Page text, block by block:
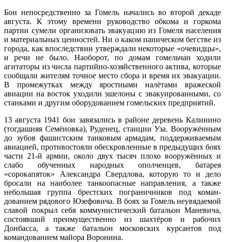
Бои непосредственно за Гомель начались во второй декаде
августа. К этому времени ру­ководство обкома и горкома
партии сумели организовать эвакуацию из Гомеля населения
и материальных ценностей. Ни о каком паническом бегстве из
города, как впоследствии утверждали некоторые «очевидцы»,
и речи не было. Наоборот, по домам гомельчан ходили
агитаторы из числа партийно-хозяйственного актива, ко­торые
сообщали жителям точное ме­сто сбора и время их эвакуации.
В про­межутках между яростными налёта­ми вражеской
авиации на восток ухо­дили эшелоны с эвакуированными, со
станками и другим оборудованием гомельских предприятий.
13 августа 1941 бои завязались в районе деревень Калинино
(тогдашняя Семёновка), Руденец, станции Уза. Во­оружённым
до зубов фашистским тан­ковым армадам, поддерживаемым
ави­ацией, противостояли обескровленные в предыдущих боях
части 21-й армии, около двух тысяч плохо вооружённых и
слабо обученных народных опол­ченцев, батарея
«сорокапяток» Алек­сандра Свердлова, которую то и дело
бросали на наиболее танкоопасные на­правления, а также
небольшая группа брестских пограничников под коман­
дованием рядового Юзефовича. В боях за Гомель неувядаемой
славой покрыл себя коммунистический батальон Ма­невича,
состоявший преимуществен­но из шахтёров и рабочих
Донбасса, а также батальон московских курсантов под
командованием майора Воронина.